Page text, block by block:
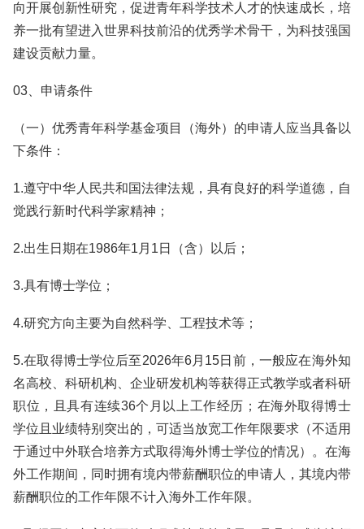
向开展创新性研究，促进青年科学技术人才的快速成长，培
养一批有望进入世界科技前沿的优秀学术骨干，为科技强国
建设贡献力量。
03、申请条件
（一）优秀青年科学基金项目（海外）的申请人应当具备以
下条件：
1.遵守中华人民共和国法律法规，具有良好的科学道德，自
觉践行新时代科学家精神；
2.出生日期在1986年1月1日（含）以后；
3.具有博士学位；
4.研究方向主要为自然科学、工程技术等；
5.在取得博士学位后至2026年6月15日前，一般应在海外知
名高校、科研机构、企业研发机构等获得正式教学或者科研
职位，且具有连续36个月以上工作经历；在海外取得博士
学位且业绩特别突出的，可适当放宽工作年限要求（不适用
于通过中外联合培养方式取得海外博士学位的情况）。在海
外工作期间，同时拥有境内带薪酬职位的申请人，其境内带
薪酬职位的工作年限不计入海外工作年限。